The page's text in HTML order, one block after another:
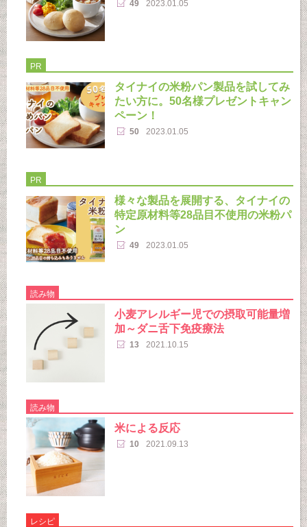
49 2023.01.05
PR
タイナイの米粉パン製品を試してみ
たい方に。50名様プレゼントキャン
ペーン！
50 2023.01.05
PR
様々な製品を展開する、タイナイの
特定原材料等28品目不使用の米粉パ
ン
49 2023.01.05
読み物
小麦アレルギー児での摂取可能量増
加～ダニ舌下免疫療法
13 2021.10.15
読み物
米による反応
10 2021.09.13
レシピ